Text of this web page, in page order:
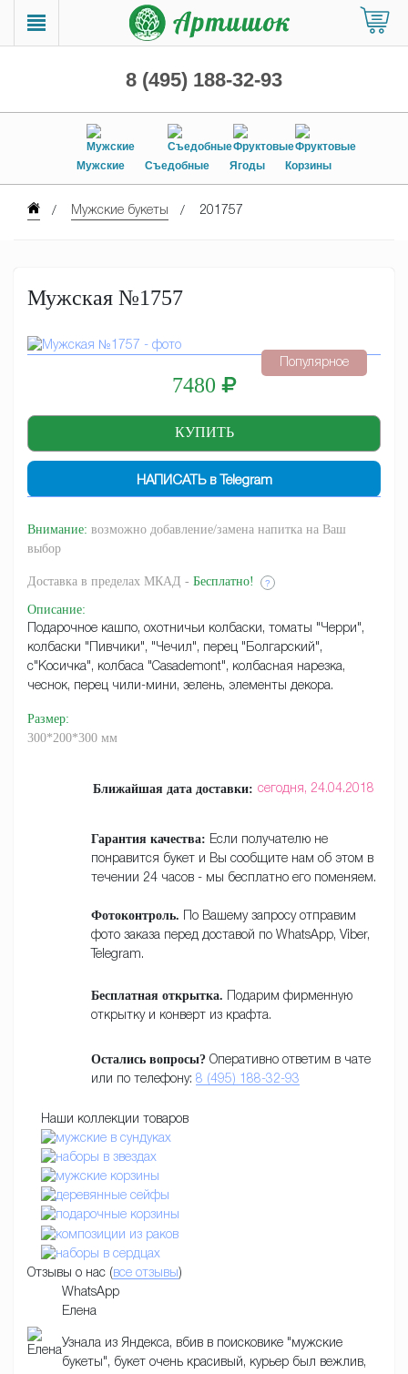
8 (495) 188-32-93
Мужские Съедобные Ягоды Корзины
Мужские букеты 201757
Популярное
Мужская №1757
7480
НАПИСАТЬ в Telegram
Внимание: возможно добавление/замена напитка на Ваш
выбор
Доставка в пределах МКАД - Бесплатно! ?
Описание:
Подарочное кашпо, охотничьи колбаски, томаты "Черри",
колбаски "Пивчики", "Чечил", перец "Болгарский",
с"Косичка", колбаса "Casademont", колбасная нарезка,
чеснок, перец чили-мини, зелень, элементы декора.
Размер:
300*200*300 мм
Ближайшая дата доставки: сегодня, 24.04.2018
Гарантия качества: Если получателю не
понравится букет и Вы сообщите нам об этом в
течении 24 часов - мы бесплатно его поменяем.
Фотоконтроль. По Вашему запросу отправим
фото заказа перед доставой по WhatsApp, Viber,
Telegram.
Бесплатная открытка. Подарим фирменную
открытку и конверт из крафта.
Остались вопросы? Оперативно ответим в чате
или по телефону: 8 (495) 188-32-93
Наши коллекции товаров
Отзывы о нас (все отзывы)
WhatsApp
Елена
Узнала из Яндекса, вбив в поисковике "мужские
букеты", букет очень красивый, курьер был вежлив,